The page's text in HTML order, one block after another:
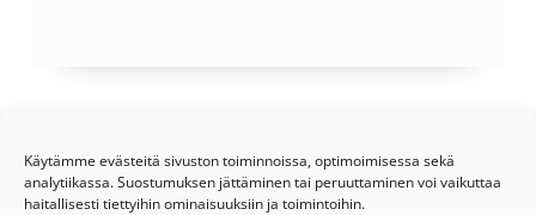
Käytämme evästeitä sivuston toiminnoissa, optimoimisessa sekä
analytiikassa. Suostumuksen jättäminen tai peruuttaminen voi vaikuttaa
haitallisesti tiettyihin ominaisuuksiin ja toimintoihin.
30
31 32 Seuraava »